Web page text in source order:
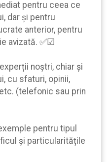
pentru ceea ce
dar şi pentru
anterior, pentru
avizată. ✅☑
noştri, chiar şi
cu sfaturi, opinii,
(telefonic sau prin
pentru tipul
şi particularitățile